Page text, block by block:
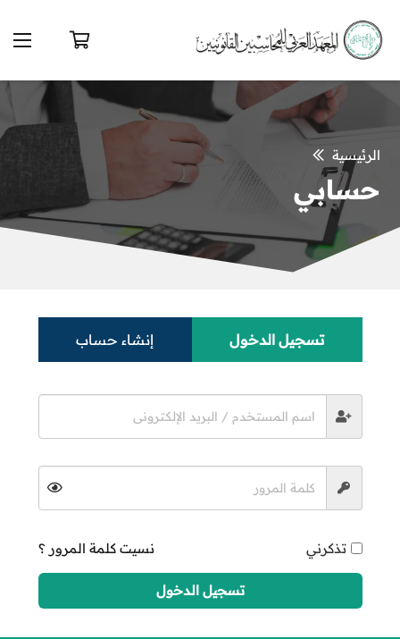
الرئيسية
حسابي
تسجيل الدخول إنشاء حساب
تذكرني نسيت كلمة المرور ؟
تسجيل الدخول